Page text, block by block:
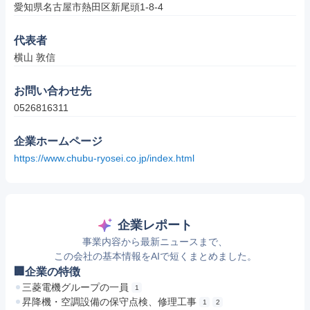
愛知県名古屋市熱田区新尾頭1-8-4
代表者
横山 敦信
お問い合わせ先
0526816311
企業ホームページ
https://www.chubu-ryosei.co.jp/index.html
企業レポート
事業内容から最新ニュースまで、
この会社の基本情報をAIで短くまとめました。
🏢企業の特徴
三菱電機グループの一員 1
昇降機・空調設備の保守点検、修理工事 1 2